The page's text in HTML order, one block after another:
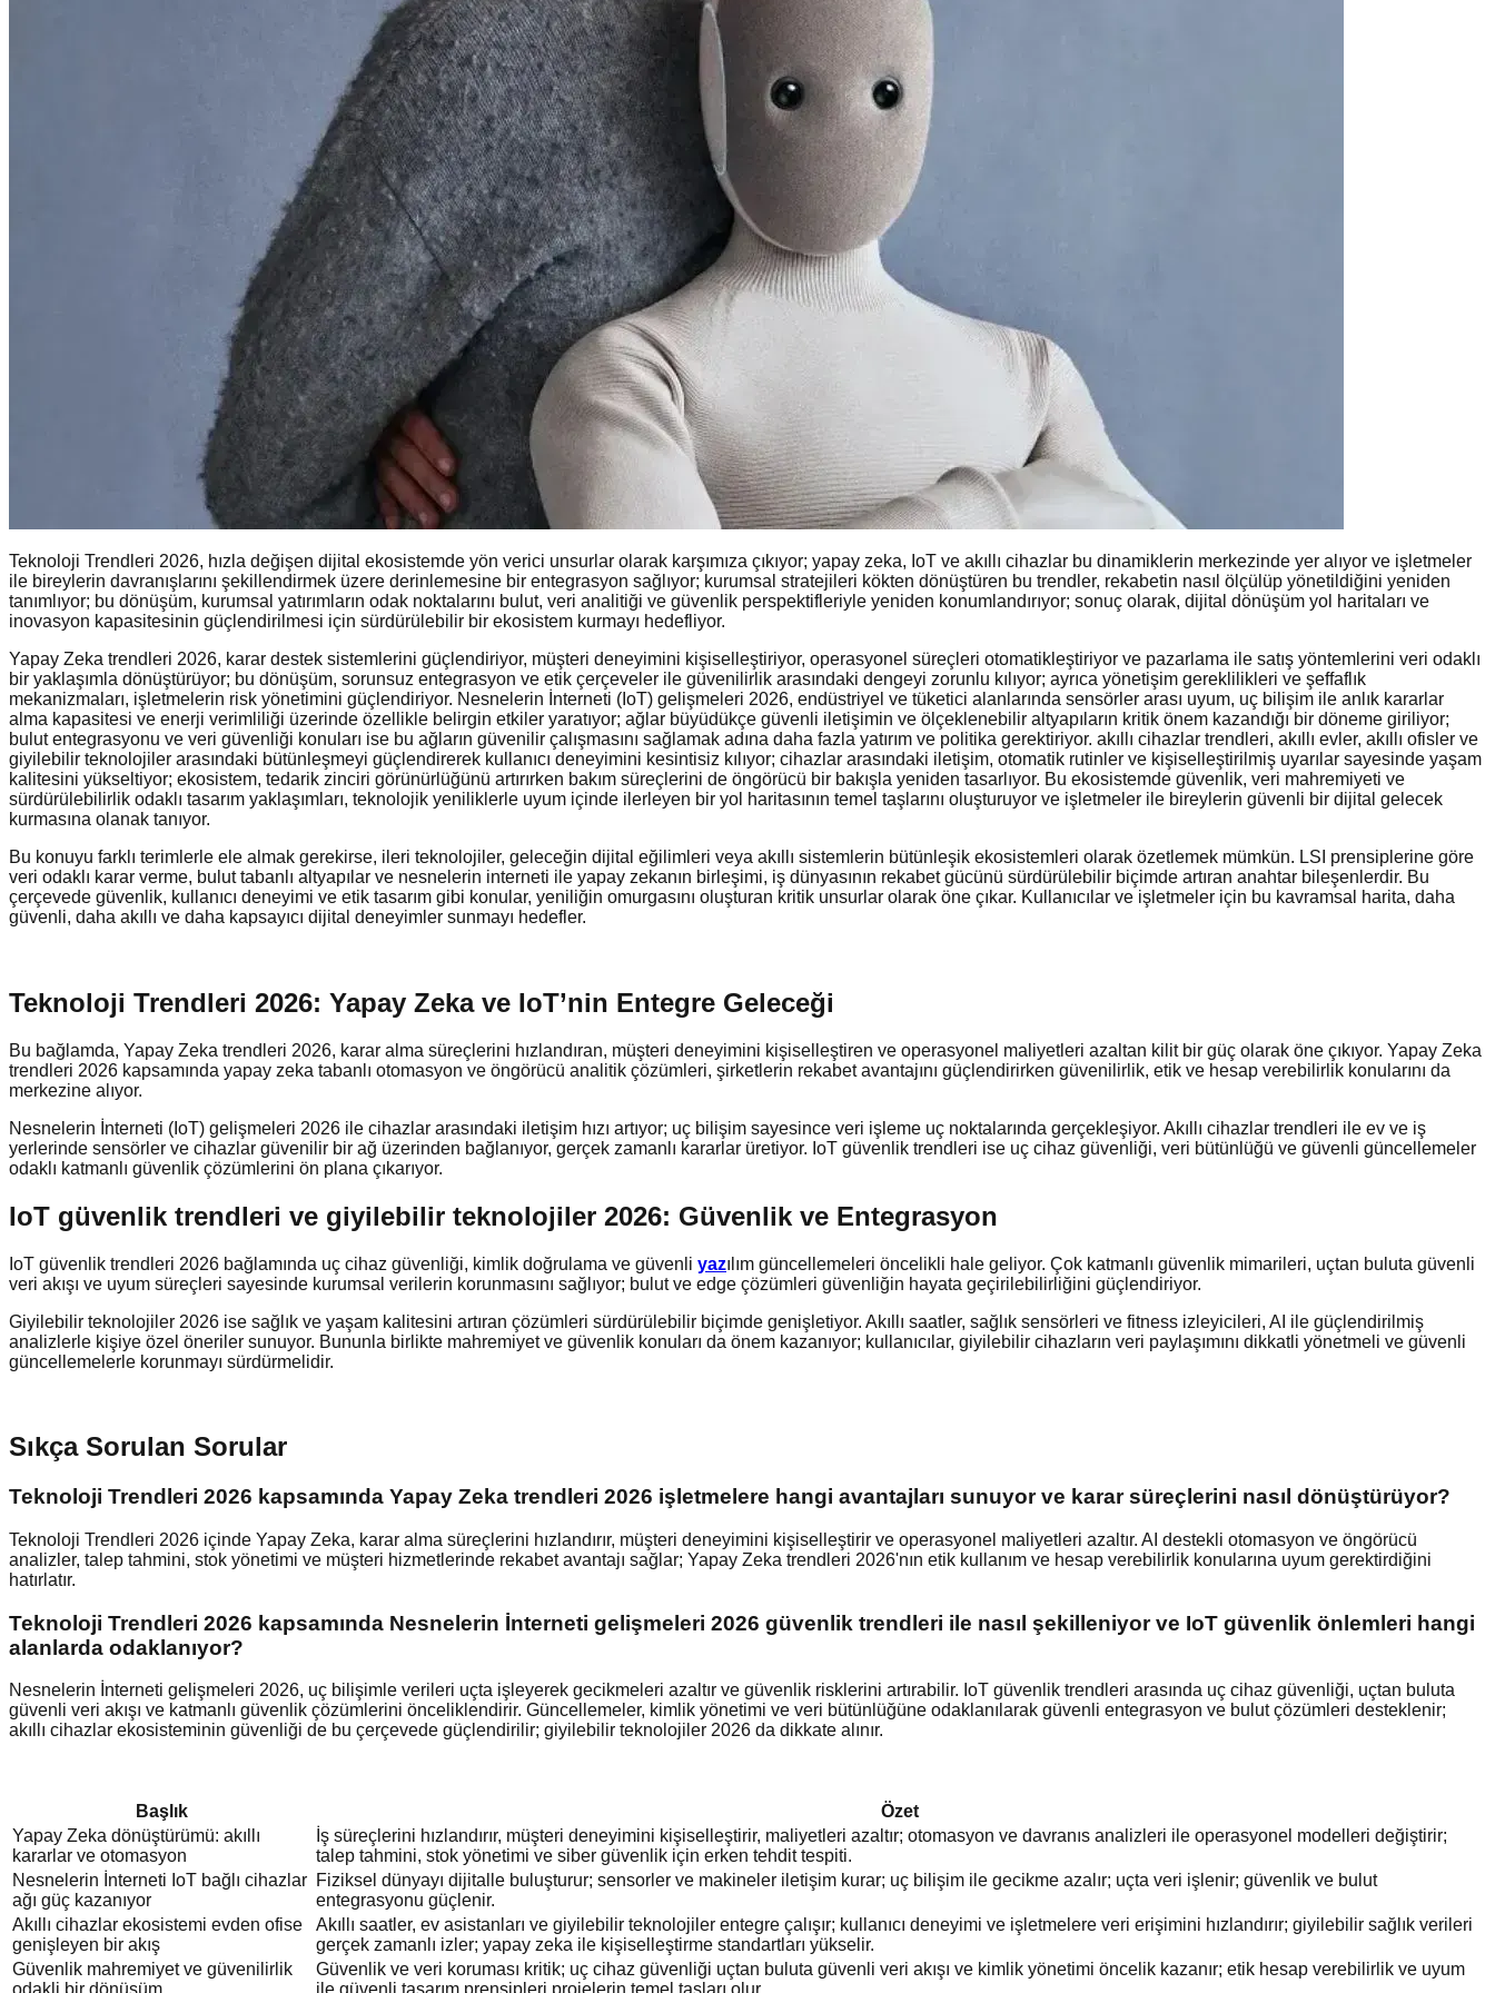
Teknoloji Trendleri 2026, hızla değişen dijital ekosistemde yön verici unsurlar olarak karşımıza çıkıyor; yapay zeka, IoT ve akıllı cihazlar bu dinamiklerin merkezinde yer alıyor ve işletmeler
ile bireylerin davranışlarını şekillendirmek üzere derinlemesine bir entegrasyon sağlıyor; kurumsal stratejileri kökten dönüştüren bu trendler, rekabetin nasıl ölçülüp yönetildiğini yeniden
tanımlıyor; bu dönüşüm, kurumsal yatırımların odak noktalarını bulut, veri analitiği ve güvenlik perspektifleriyle yeniden konumlandırıyor; sonuç olarak, dijital dönüşüm yol haritaları ve
inovasyon kapasitesinin güçlendirilmesi için sürdürülebilir bir ekosistem kurmayı hedefliyor.
Yapay Zeka trendleri 2026, karar destek sistemlerini güçlendiriyor, müşteri deneyimini kişiselleştiriyor, operasyonel süreçleri otomatikleştiriyor ve pazarlama ile satış yöntemlerini veri odaklı
bir yaklaşımla dönüştürüyor; bu dönüşüm, sorunsuz entegrasyon ve etik çerçeveler ile güvenilirlik arasındaki dengeyi zorunlu kılıyor; ayrıca yönetişim gereklilikleri ve şeffaflık
mekanizmaları, işletmelerin risk yönetimini güçlendiriyor. Nesnelerin İnterneti (IoT) gelişmeleri 2026, endüstriyel ve tüketici alanlarında sensörler arası uyum, uç bilişim ile anlık kararlar
alma kapasitesi ve enerji verimliliği üzerinde özellikle belirgin etkiler yaratıyor; ağlar büyüdükçe güvenli iletişimin ve ölçeklenebilir altyapıların kritik önem kazandığı bir döneme giriliyor;
bulut entegrasyonu ve veri güvenliği konuları ise bu ağların güvenilir çalışmasını sağlamak adına daha fazla yatırım ve politika gerektiriyor. akıllı cihazlar trendleri, akıllı evler, akıllı ofisler ve
giyilebilir teknolojiler arasındaki bütünleşmeyi güçlendirerek kullanıcı deneyimini kesintisiz kılıyor; cihazlar arasındaki iletişim, otomatik rutinler ve kişiselleştirilmiş uyarılar sayesinde yaşam
kalitesini yükseltiyor; ekosistem, tedarik zinciri görünürlüğünü artırırken bakım süreçlerini de öngörücü bir bakışla yeniden tasarlıyor. Bu ekosistemde güvenlik, veri mahremiyeti ve
sürdürülebilirlik odaklı tasarım yaklaşımları, teknolojik yeniliklerle uyum içinde ilerleyen bir yol haritasının temel taşlarını oluşturuyor ve işletmeler ile bireylerin güvenli bir dijital gelecek
kurmasına olanak tanıyor.
Bu konuyu farklı terimlerle ele almak gerekirse, ileri teknolojiler, geleceğin dijital eğilimleri veya akıllı sistemlerin bütünleşik ekosistemleri olarak özetlemek mümkün. LSI prensiplerine göre
veri odaklı karar verme, bulut tabanlı altyapılar ve nesnelerin interneti ile yapay zekanın birleşimi, iş dünyasının rekabet gücünü sürdürülebilir biçimde artıran anahtar bileşenlerdir. Bu
çerçevede güvenlik, kullanıcı deneyimi ve etik tasarım gibi konular, yeniliğin omurgasını oluşturan kritik unsurlar olarak öne çıkar. Kullanıcılar ve işletmeler için bu kavramsal harita, daha
güvenli, daha akıllı ve daha kapsayıcı dijital deneyimler sunmayı hedefler.
Teknoloji Trendleri 2026: Yapay Zeka ve IoT’nin Entegre Geleceği
Bu bağlamda, Yapay Zeka trendleri 2026, karar alma süreçlerini hızlandıran, müşteri deneyimini kişiselleştiren ve operasyonel maliyetleri azaltan kilit bir güç olarak öne çıkıyor. Yapay Zeka
trendleri 2026 kapsamında yapay zeka tabanlı otomasyon ve öngörücü analitik çözümleri, şirketlerin rekabet avantajını güçlendirirken güvenilirlik, etik ve hesap verebilirlik konularını da
merkezine alıyor.
Nesnelerin İnterneti (IoT) gelişmeleri 2026 ile cihazlar arasındaki iletişim hızı artıyor; uç bilişim sayesince veri işleme uç noktalarında gerçekleşiyor. Akıllı cihazlar trendleri ile ev ve iş
yerlerinde sensörler ve cihazlar güvenilir bir ağ üzerinden bağlanıyor, gerçek zamanlı kararlar üretiyor. IoT güvenlik trendleri ise uç cihaz güvenliği, veri bütünlüğü ve güvenli güncellemeler
odaklı katmanlı güvenlik çözümlerini ön plana çıkarıyor.
IoT güvenlik trendleri ve giyilebilir teknolojiler 2026: Güvenlik ve Entegrasyon
IoT güvenlik trendleri 2026 bağlamında uç cihaz güvenliği, kimlik doğrulama ve güvenli yazılım güncellemeleri öncelikli hale geliyor. Çok katmanlı güvenlik mimarileri, uçtan buluta güvenli
veri akışı ve uyum süreçleri sayesinde kurumsal verilerin korunmasını sağlıyor; bulut ve edge çözümleri güvenliğin hayata geçirilebilirliğini güçlendiriyor.
Giyilebilir teknolojiler 2026 ise sağlık ve yaşam kalitesini artıran çözümleri sürdürülebilir biçimde genişletiyor. Akıllı saatler, sağlık sensörleri ve fitness izleyicileri, AI ile güçlendirilmiş
analizlerle kişiye özel öneriler sunuyor. Bununla birlikte mahremiyet ve güvenlik konuları da önem kazanıyor; kullanıcılar, giyilebilir cihazların veri paylaşımını dikkatli yönetmeli ve güvenli
güncellemelerle korunmayı sürdürmelidir.
Sıkça Sorulan Sorular
Teknoloji Trendleri 2026 kapsamında Yapay Zeka trendleri 2026 işletmelere hangi avantajları sunuyor ve karar süreçlerini nasıl dönüştürüyor?
Teknoloji Trendleri 2026 içinde Yapay Zeka, karar alma süreçlerini hızlandırır, müşteri deneyimini kişiselleştirir ve operasyonel maliyetleri azaltır. AI destekli otomasyon ve öngörücü
analizler, talep tahmini, stok yönetimi ve müşteri hizmetlerinde rekabet avantajı sağlar; Yapay Zeka trendleri 2026'nın etik kullanım ve hesap verebilirlik konularına uyum gerektirdiğini
hatırlatır.
Teknoloji Trendleri 2026 kapsamında Nesnelerin İnterneti gelişmeleri 2026 güvenlik trendleri ile nasıl şekilleniyor ve IoT güvenlik önlemleri hangi
alanlarda odaklanıyor?
Nesnelerin İnterneti gelişmeleri 2026, uç bilişimle verileri uçta işleyerek gecikmeleri azaltır ve güvenlik risklerini artırabilir. IoT güvenlik trendleri arasında uç cihaz güvenliği, uçtan buluta
güvenli veri akışı ve katmanlı güvenlik çözümlerini önceliklendirir. Güncellemeler, kimlik yönetimi ve veri bütünlüğüne odaklanılarak güvenli entegrasyon ve bulut çözümleri desteklenir;
akıllı cihazlar ekosisteminin güvenliği de bu çerçevede güçlendirilir; giyilebilir teknolojiler 2026 da dikkate alınır.
Başlık
Özet
Yapay Zeka dönüştürümü: akıllı
kararlar ve otomasyon
İş süreçlerini hızlandırır, müşteri deneyimini kişiselleştirir, maliyetleri azaltır; otomasyon ve davranıs analizleri ile operasyonel modelleri değiştirir;
talep tahmini, stok yönetimi ve siber güvenlik için erken tehdit tespiti.
Nesnelerin İnterneti IoT bağlı cihazlar
ağı güç kazanıyor
Fiziksel dünyayı dijitalle buluşturur; sensorler ve makineler iletişim kurar; uç bilişim ile gecikme azalır; uçta veri işlenir; güvenlik ve bulut
entegrasyonu güçlenir.
Akıllı cihazlar ekosistemi evden ofise
genişleyen bir akış
Akıllı saatler, ev asistanları ve giyilebilir teknolojiler entegre çalışır; kullanıcı deneyimi ve işletmelere veri erişimini hızlandırır; giyilebilir sağlık verileri
gerçek zamanlı izler; yapay zeka ile kişiselleştirme standartları yükselir.
Güvenlik mahremiyet ve güvenilirlik
Güvenlik ve veri koruması kritik; uç cihaz güvenliği uçtan buluta güvenli veri akışı ve kimlik yönetimi öncelik kazanır; etik hesap verebilirlik ve uyum